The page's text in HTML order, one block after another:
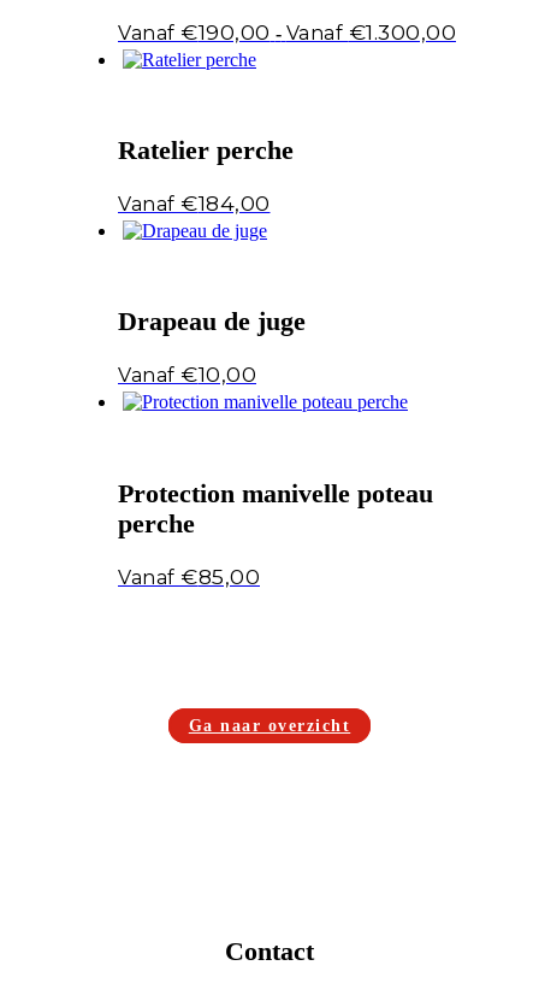
€190,00 - €1.300,00
Ratelier perche
€184,00
Drapeau de juge
€10,00
Protection manivelle poteau
perche
€85,00
Ga naar overzicht
Contact